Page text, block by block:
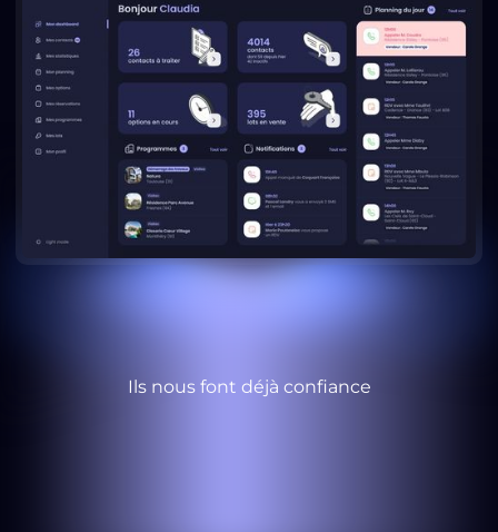
Ils nous font déjà confiance